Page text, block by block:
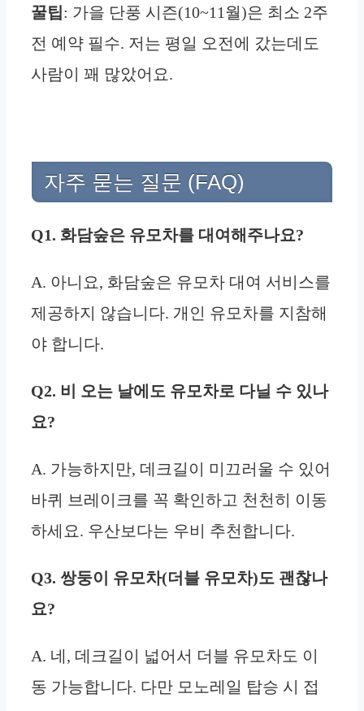
꿀팁: 가을 단풍 시즌(10~11월)은 최소 2주
전 예약 필수. 저는 평일 오전에 갔는데도
사람이 꽤 많았어요.
자주 묻는 질문 (FAQ)
Q1. 화담숲은 유모차를 대여해주나요?
A. 아니요, 화담숲은 유모차 대여 서비스를
제공하지 않습니다. 개인 유모차를 지참해
야 합니다.
Q2. 비 오는 날에도 유모차로 다닐 수 있나
요?
A. 가능하지만, 데크길이 미끄러울 수 있어
바퀴 브레이크를 꼭 확인하고 천천히 이동
하세요. 우산보다는 우비 추천합니다.
Q3. 쌍둥이 유모차(더블 유모차)도 괜찮나
요?
A. 네, 데크길이 넓어서 더블 유모차도 이
동 가능합니다. 다만 모노레일 탑승 시 접